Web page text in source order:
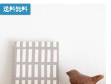
送料無料